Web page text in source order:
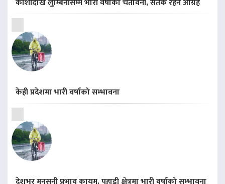
कोशीदेखि लुम्बिनीसम्म भारी वर्षाको चेतावनी, सतर्क रहन आग्रह
केही प्रदेशमा भारी वर्षाको सम्भावना